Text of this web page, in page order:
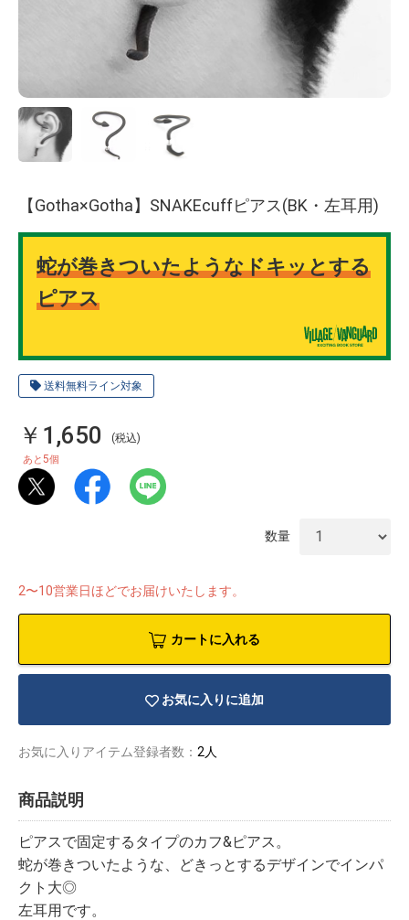
送料無料ライン対象
【Gotha×Gotha】SNAKEcuffピアス(BK・左耳用)
蛇が巻きついたようなドキッとする
ピアス
￥1,650 (税込)
あと5個
数量
2〜10営業日ほどでお届けいたします。
カートに入れる
お気に入りに追加
お気に入りアイテム登録者数： 2人
商品説明
ピアスで固定するタイプのカフ&ピアス。
蛇が巻きついたような、どきっとするデザインでインパ
クト大◎
左耳用です。
ーター
ッズ